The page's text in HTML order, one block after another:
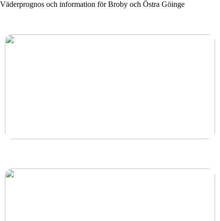
Väderprognos och information för Broby och Östra Göinge